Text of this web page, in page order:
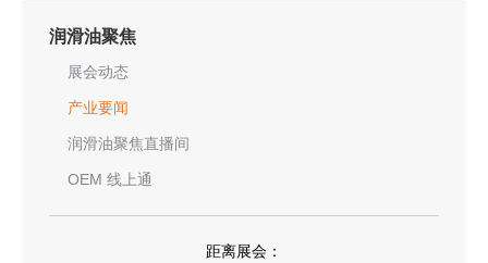
润滑油聚焦
展会动态
产业要闻
润滑油聚焦直播间
OEM 线上通
距离展会：